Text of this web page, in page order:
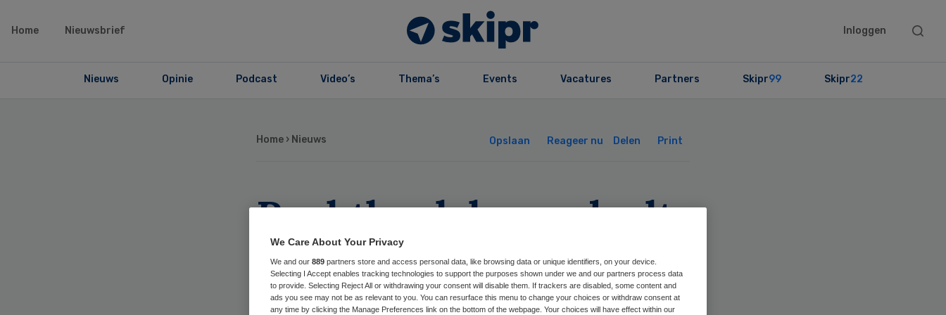
Home Nieuwsbrief Inloggen
Search
Nieuws Opinie Podcast Video’s Thema’s Events Vacatures Partners Skipr99 Skipr22
Home › Nieuws Opslaan Reageer nu Delen Print
Rechtbank beoordeelt
overheidsbeleid Q-
koorts
We Care About Your Privacy
We and our 889 partners store and access personal data, like browsing data or unique identifiers, on your device.
Selecting I Accept enables tracking technologies to support the purposes shown under we and our partners process data
to provide. Selecting Reject All or withdrawing your consent will disable them. If trackers are disabled, some content and
ads you see may not be as relevant to you. You can resurface this menu to change your choices or withdraw consent at
any time by clicking the Manage Preferences link on the bottom of the webpage. Your choices will have effect within our